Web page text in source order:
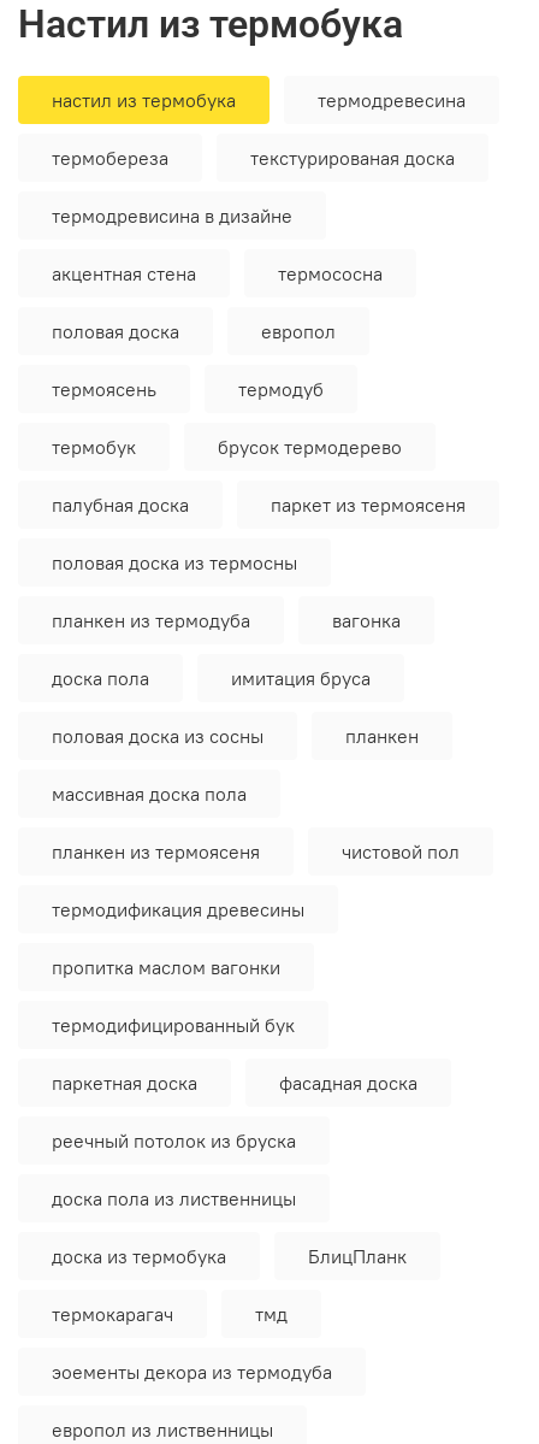
настил из термобука
настил из термобука термодревесина
термобереза текстурированая доска
термодревисина в дизайне
акцентная стена термососна
половая доска европол
термоясень термодуб
термобук брусок термодерево
палубная доска паркет из термоясеня
половая доска из термосны
планкен из термодуба вагонка
доска пола имитация бруса
половая доска из сосны планкен
массивная доска пола
планкен из термоясеня чистовой пол
термодификация древесины
пропитка маслом вагонки
термодифицированный бук
паркетная доска фасадная доска
реечный потолок из бруска
доска пола из лиственницы
доска из термобука БлицПланк
термокарагач тмд
эоементы декора из термодуба
европол из лиственницы